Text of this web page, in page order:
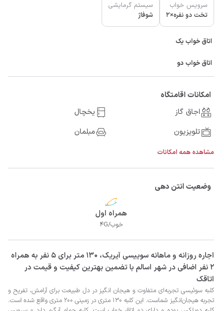
سرویس خواب
تخت دو نفره×2
سیستم گرمایشی
شوفاژ
اتاق خواب یک
اتاق خواب دو
امکانات اقامتگاه
اجاق گاز
یخچال
تلویزیون
مبلمان
مشاهده همه امکانات
وضعیت انتن دهی
همراه اول
خوب/4G
‫‫اجاره روزانه و ماهانه سوییسی آیریک، 130 متر برای 5 نفر به همراه
2 نفر اضافی در شهر اسالم با تضمین بهترین کیفیت و قیمت در
اتاقک